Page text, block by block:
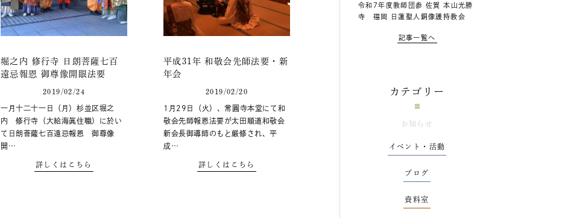
堀之内 修行寺 日朗菩薩七百
遠忌報恩 御尊像開眼法要
2019/02/24
一月十二十一日（月）杉並区堀之
内 修行寺（大給海眞住職）に於い
て日朗菩薩七百遠忌報恩 御尊像
開…
詳しくはこちら
平成31年 和敬会先師法要・新
年会
2019/02/20
1月29日（火）、常圓寺本堂にて和
敬会先師報恩法要が太田順道和敬会
新会長御導師のもと厳修され、平
成…
詳しくはこちら
令和7年度教師団参 佐賀 本山光勝
寺 福岡 日蓮聖人銅像護持教会
記事一覧へ
カテゴリー
お知らせ
イベント・活動
ブログ
資料室